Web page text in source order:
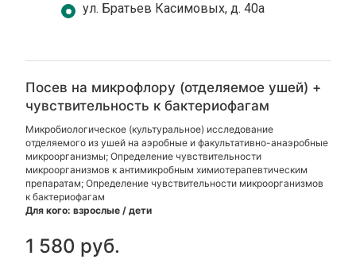
ул. Братьев Касимовых, д. 40а
Посев на микрофлору (отделяемое ушей) +
чувствительность к бактериофагам
Микробиологическое (культуральное) исследование
отделяемого из ушей на аэробные и факультативно-анаэробные
микроорганизмы; Определение чувствительности
микроорганизмов к антимикробным химиотерапевтическим
препаратам; Определение чувствительности микроорганизмов
к бактериофагам
Для кого: взрослые / дети
1 580 руб.